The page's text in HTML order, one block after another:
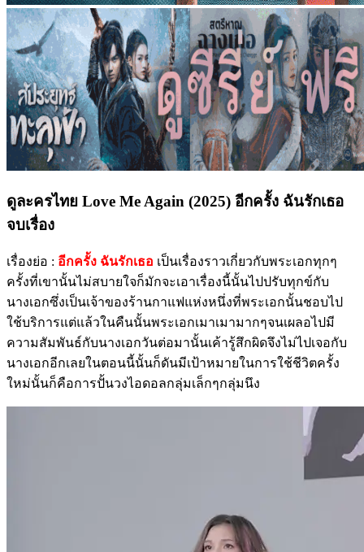
ดูละครไทย Love Me Again (2025) อีกครั้ง ฉันรักเธอ
จบเรื่อง
เรื่องย่อ : อีกครั้ง ฉันรักเธอ เป็นเรื่องราวเกี่ยวกับพระเอกทุกๆ
ครั้งที่เขานั้นไม่สบายใจก็มักจะเอาเรื่องนี้นั้นไปปรับทุกข์กับ
นางเอกซึ่งเป็นเจ้าของร้านกาแฟแห่งหนึ่งที่พระเอกนั้นชอบไป
ใช้บริการแต่แล้วในคืนนั้นพระเอกเมาเมามากๆจนเผลอไปมี
ความสัมพันธ์กับนางเอกวันต่อมานั้นเค้ารู้สึกผิดจึงไม่ไปเจอกับ
นางเอกอีกเลยในตอนนี้นั้นก็ดันมีเป้าหมายในการใช้ชีวิตครั้ง
ใหม่นั้นก็คือการปั้นวงไอดอลกลุ่มเล็กๆกลุ่มนึง